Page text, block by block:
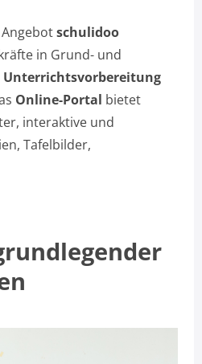
schulidoo
in Grund- und
Unterrichtsvorbereitung
Online-Portal bietet
interaktive und
Tafelbilder,